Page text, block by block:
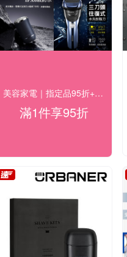
美容家電｜指定品95折+快速到貨
滿1件享95折